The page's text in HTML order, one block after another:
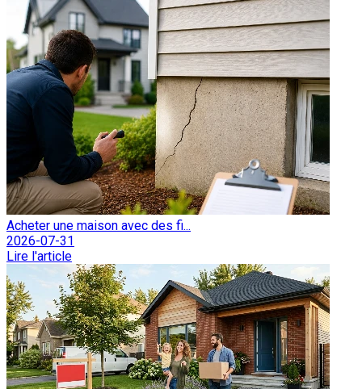
Acheter une maison avec des fi...
2026-07-31
Lire l'article